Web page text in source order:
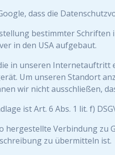
dass die
bestimmter
in den USA aufgebaut.
in unseren Internetauftritt
Um unseren Standort
wir nicht ausschließen,
ist Art. 6 Abs. 1 lit. f)
hergestellte Verbindung zu
zu übermitteln ist.